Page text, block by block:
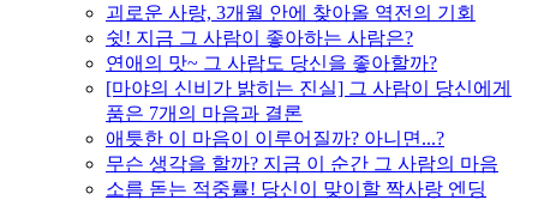
괴로운 사랑, 3개월 안에 찾아올 역전의 기회
쉿! 지금 그 사람이 좋아하는 사람은?
연애의 맛~ 그 사람도 당신을 좋아할까?
[마야의 신비가 밝히는 진실] 그 사람이 당신에게
품은 7개의 마음과 결론
애틋한 이 마음이 이루어질까? 아니면...?
무슨 생각을 할까? 지금 이 순간 그 사람의 마음
소름 돋는 적중률! 당신이 맞이할 짝사랑 엔딩